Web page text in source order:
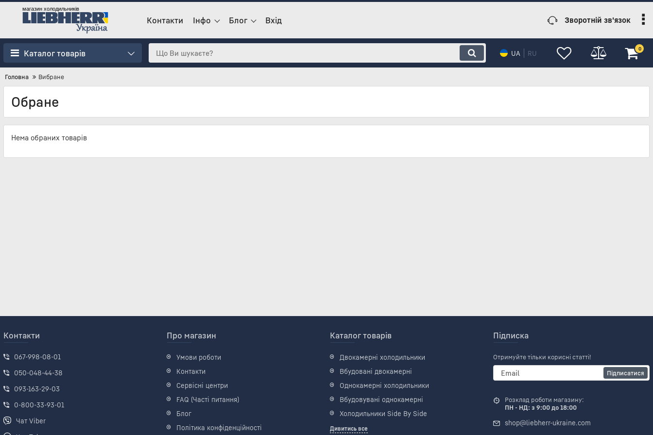
магазин холодильників
Контакти Інфо Блог Вхід Зворотній зв'язок
Каталог товарів RU
UA
0
Головна Вибране
Обране
Нема обраних товарів
Контакти
067-998-08-01
050-048-44-38
093-163-29-03
0-800-33-93-01
Чат Viber
Про магазин
Умови роботи
Контакти
Сервісні центри
FAQ (Часті питання)
Блог
Політика конфіденційності
Каталог товарів
Двокамерні холодильники
Вбудовані двокамерні
Однокамерні холодильники
Вбудовувані однокамерні
Холодильники Side By Side
Дивитись все
Підписка
Отримуйте тільки корисні статті!
Підписатися
Розклад роботи магазину:
ПН - НД: з 9:00 до 18:00
shop@liebherr-ukraine.com